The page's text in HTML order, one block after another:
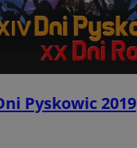
Pyskowic 2019